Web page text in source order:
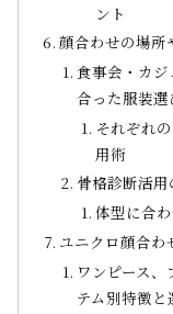
ント
顔合わせの場所
食事会・カ
合った服装選
それぞれ
用術
骨格診断活
体型に合
ユニクロ顔合わ
ワンピース
テム別特徴と